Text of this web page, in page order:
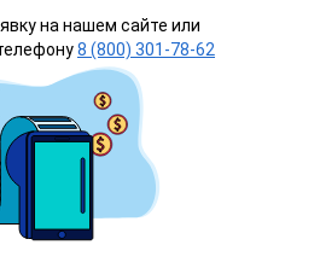
на нашем сайте или
8 (800) 301-78-62